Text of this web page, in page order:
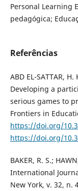
Personal Learning
pedagógica;
Referências
ABD EL-SATTAR,
Developing a
serious games to
Frontiers in
https://doi.org/
https://doi.org/
BAKER, R. S.;
International
New York, v. 32, n.